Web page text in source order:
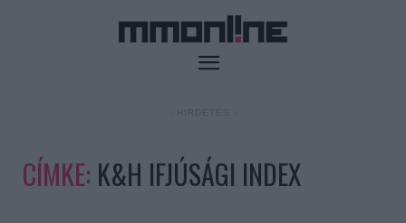
CÍMKE: K&H IFJÚSÁGI INDEX